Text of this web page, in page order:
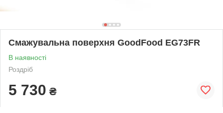
Смажувальна поверхня GoodFood EG73FR
В наявності
Роздріб
5 730 ₴